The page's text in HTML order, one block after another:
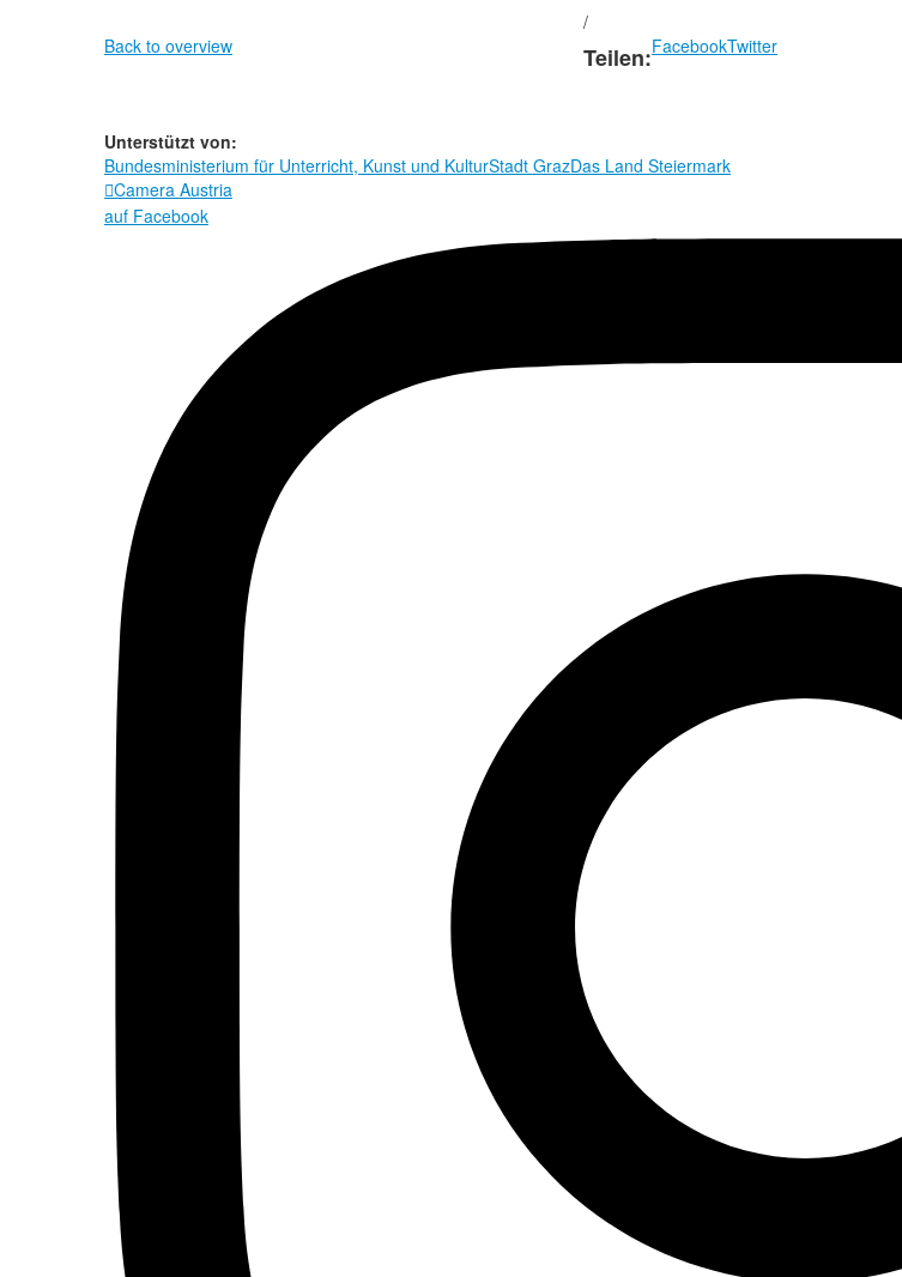
/
Back to overview
Teilen:FacebookTwitter
Unterstützt von:
Bundesministerium für Unterricht, Kunst und KulturStadt GrazDas Land Steiermark
Camera Austria
auf Facebook